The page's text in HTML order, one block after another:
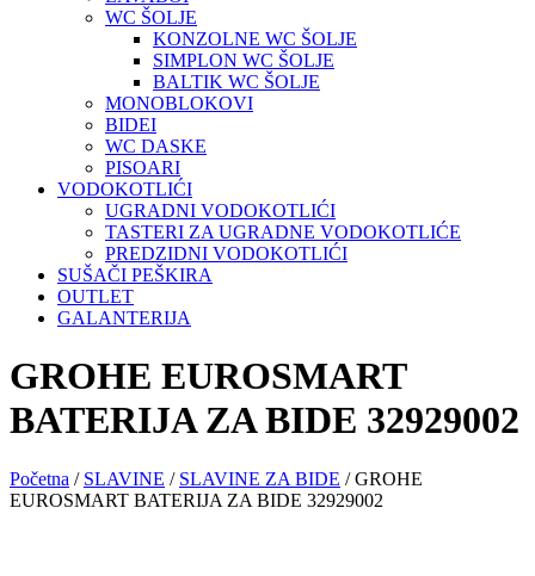
WC ŠOLJE
KONZOLNE WC ŠOLJE
SIMPLON WC ŠOLJE
BALTIK WC ŠOLJE
MONOBLOKOVI
BIDEI
WC DASKE
PISOARI
VODOKOTLIĆI
UGRADNI VODOKOTLIĆI
TASTERI ZA UGRADNE VODOKOTLIĆE
PREDZIDNI VODOKOTLIĆI
SUŠAČI PEŠKIRA
OUTLET
GALANTERIJA
GROHE EUROSMART
BATERIJA ZA BIDE 32929002
Početna / SLAVINE / SLAVINE ZA BIDE / GROHE
EUROSMART BATERIJA ZA BIDE 32929002